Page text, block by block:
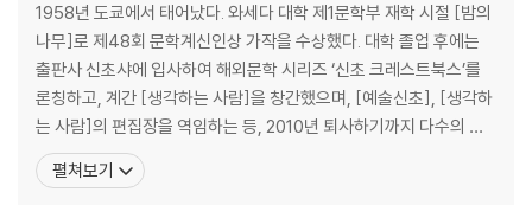
1958년 도쿄에서 태어났다. 와세다 대학 제1문학부 재학 시절 [밤의
나무]로 제48회 문학계신인상 가작을 수상했다. 대학 졸업 후에는
출판사 신초샤에 입사하여 해외문학 시리즈 ‘신초 크레스트북스’를
론칭하고, 계간 [생각하는 사람]을 창간했으며, [예술신초], [생각하
는 사람]의 편집장을 역임하는 등, 2010년 퇴사하기까지 다수의 굵
직한 프로젝트를 기획, 성공적으로 꾸려 나갔다. 2009년부터는 게이
오 대학종합정책학부의 특별초빙교수로 강단에 섰는데, 인터뷰에 따
펼쳐보기